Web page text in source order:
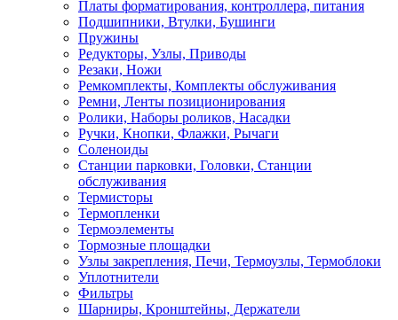
Платы форматирования, контроллера, питания
Подшипники, Втулки, Бушинги
Пружины
Редукторы, Узлы, Приводы
Резаки, Ножи
Ремкомплекты, Комплекты обслуживания
Ремни, Ленты позиционирования
Ролики, Наборы роликов, Насадки
Ручки, Кнопки, Флажки, Рычаги
Соленоиды
Станции парковки, Головки, Станции
обслуживания
Термисторы
Термопленки
Термоэлементы
Тормозные площадки
Узлы закрепления, Печи, Термоузлы, Термоблоки
Уплотнители
Фильтры
Шарниры, Кронштейны, Держатели